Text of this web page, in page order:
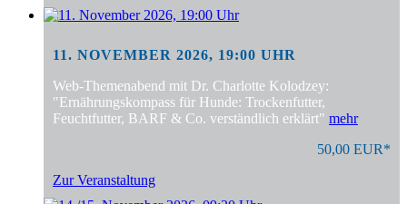
11. NOVEMBER 2026, 19:00 UHR
Web-Themenabend mit Dr. Charlotte Kolodzey:
"Ernährungskompass für Hunde: Trockenfutter,
Feuchtfutter, BARF & Co. verständlich erklärt" mehr
50,00 EUR*
Zur Veranstaltung